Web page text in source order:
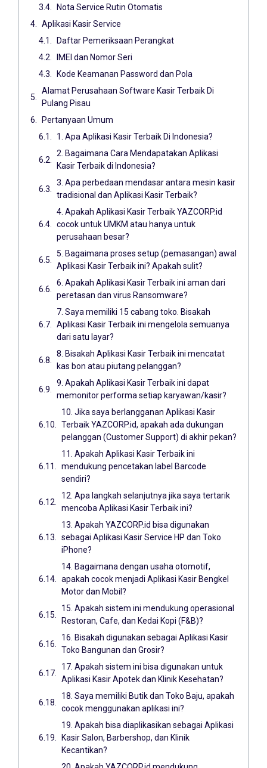
Nota Service Rutin Otomatis
Aplikasi Kasir Service
Daftar Pemeriksaan Perangkat
IMEI dan Nomor Seri
Kode Keamanan Password dan Pola
Alamat Perusahaan Software Kasir Terbaik Di
Pulang Pisau
Pertanyaan Umum
1. Apa Aplikasi Kasir Terbaik Di Indonesia?
2. Bagaimana Cara Mendapatakan Aplikasi
Kasir Terbaik di Indonesia?
3. Apa perbedaan mendasar antara mesin kasir
tradisional dan Aplikasi Kasir Terbaik?
4. Apakah Aplikasi Kasir Terbaik YAZCORP.id
cocok untuk UMKM atau hanya untuk
perusahaan besar?
5. Bagaimana proses setup (pemasangan) awal
Aplikasi Kasir Terbaik ini? Apakah sulit?
6. Apakah Aplikasi Kasir Terbaik ini aman dari
peretasan dan virus Ransomware?
7. Saya memiliki 15 cabang toko. Bisakah
Aplikasi Kasir Terbaik ini mengelola semuanya
dari satu layar?
8. Bisakah Aplikasi Kasir Terbaik ini mencatat
kas bon atau piutang pelanggan?
9. Apakah Aplikasi Kasir Terbaik ini dapat
memonitor performa setiap karyawan/kasir?
10. Jika saya berlangganan Aplikasi Kasir
Terbaik YAZCORP.id, apakah ada dukungan
pelanggan (Customer Support) di akhir pekan?
11. Apakah Aplikasi Kasir Terbaik ini
mendukung pencetakan label Barcode
sendiri?
12. Apa langkah selanjutnya jika saya tertarik
mencoba Aplikasi Kasir Terbaik ini?
13. Apakah YAZCORP.id bisa digunakan
sebagai Aplikasi Kasir Service HP dan Toko
iPhone?
14. Bagaimana dengan usaha otomotif,
apakah cocok menjadi Aplikasi Kasir Bengkel
Motor dan Mobil?
15. Apakah sistem ini mendukung operasional
Restoran, Cafe, dan Kedai Kopi (F&B)?
16. Bisakah digunakan sebagai Aplikasi Kasir
Toko Bangunan dan Grosir?
17. Apakah sistem ini bisa digunakan untuk
Aplikasi Kasir Apotek dan Klinik Kesehatan?
18. Saya memiliki Butik dan Toko Baju, apakah
cocok menggunakan aplikasi ini?
19. Apakah bisa diaplikasikan sebagai Aplikasi
Kasir Salon, Barbershop, dan Klinik
Kecantikan?